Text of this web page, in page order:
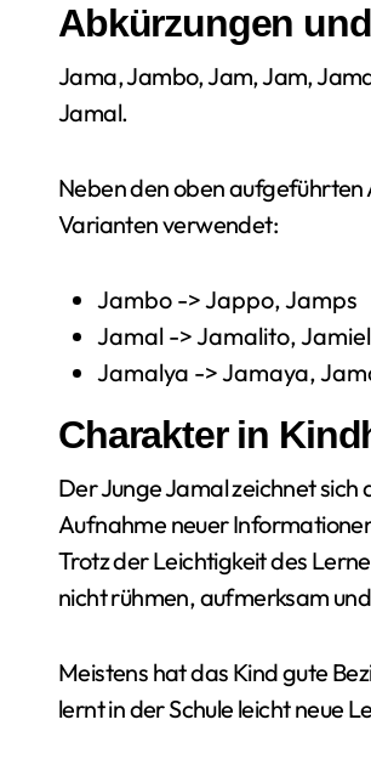
Abkürzungen
Jama, Jambo, Jam, Jam,
Jamal.
Neben den oben
Varianten verwendet:
Jambo -> Jappo, Jamps
Jamal -> Jamalito,
Jamalya -> Jamaya,
Charakter in
Der Junge Jamal zeichnet
Aufnahme neuer
Trotz der Leichtigkeit des
nicht rühmen, aufmerksam
Meistens hat das Kind gute
lernt in der Schule leicht neue